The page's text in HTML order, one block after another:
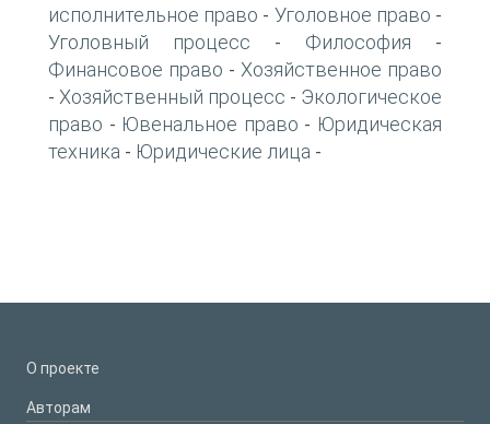
исполнительное право - Уголовное право -
Уголовный процесс - Философия -
Финансовое право - Хозяйственное право
- Хозяйственный процесс - Экологическое
право - Ювенальное право - Юридическая
техника - Юридические лица -
О проекте
Авторам